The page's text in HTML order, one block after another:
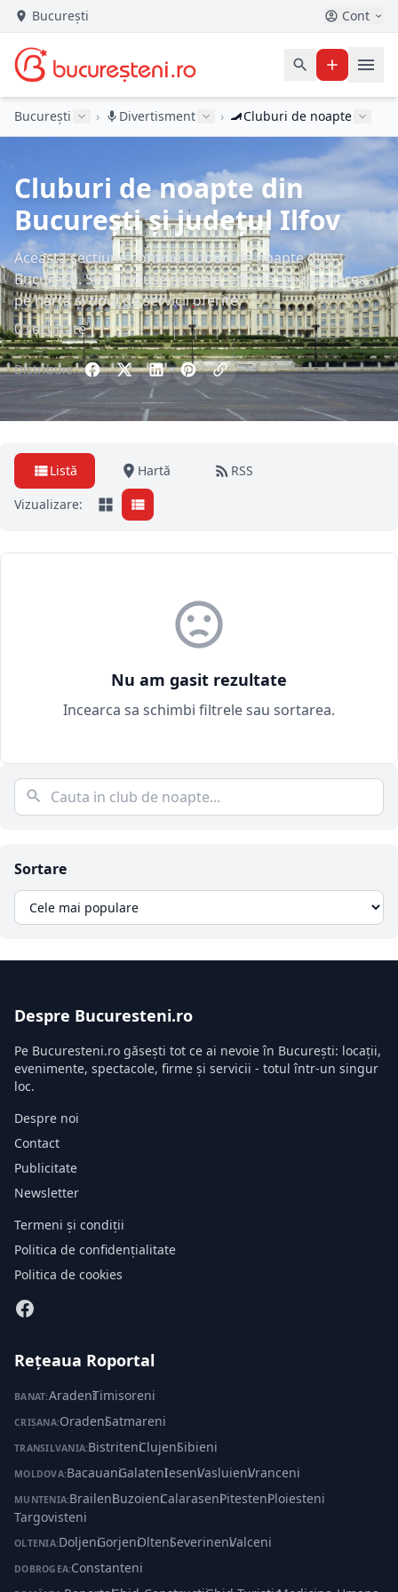
București Cont
București › Divertisment › Cluburi de noapte
Cluburi de noapte din
București și județul Ilfov
Această secțiune conține cluburi de noapte din
București. Sunt incluse numele, adresa, poziționarea
pe hartă și tipul de servicii oferite.
0 rezultate
Distribuie:
Sortare
Listă Hartă
RSS
Vizualizare:
Nu am gasit rezultate
Incearca sa schimbi filtrele sau sortarea.
Despre Bucuresteni.ro
Pe Bucuresteni.ro găsești tot ce ai nevoie în București: locații,
evenimente, spectacole, firme și servicii - totul într-un singur
loc.
Despre noi
Contact
Publicitate
Newsletter
Termeni și condiții
Politica de confidențialitate
Politica de cookies
Rețeaua Roportal
BANAT:Aradeni·Timisoreni
CRIȘANA:Oradeni·Satmareni
TRANSILVANIA:Bistriteni·Clujeni·Sibieni
MOLDOVA:Bacauani·Galateni·Ieseni·Vasluieni·Vranceni
MUNTENIA:Braileni·Buzoieni·Calaraseni·Pitesteni·Ploiesteni·
Targovisteni
OLTENIA:Doljeni·Gorjeni·Olteni·Severineni·Valceni
DOBROGEA:Constanteni